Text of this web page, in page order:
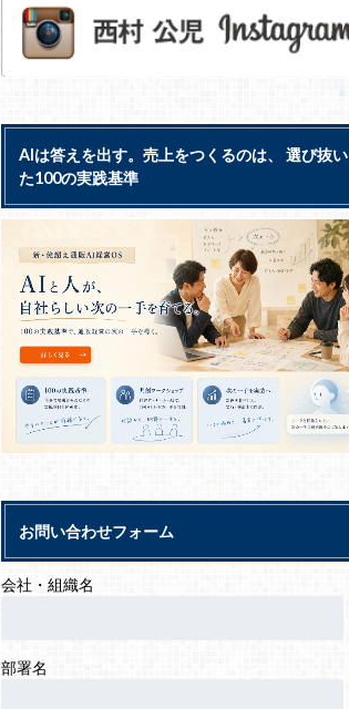
AIは答えを出す。売上をつくるのは、 選び抜い
た100の実践基準
お問い合わせフォーム
会社・組織名
部署名